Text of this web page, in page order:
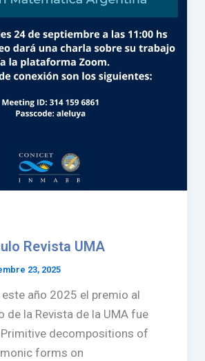
Revista UMA
23, 2025
año 2025 el premio al
de la Revista de la UMA fue
Primitive decompositions of
forms on